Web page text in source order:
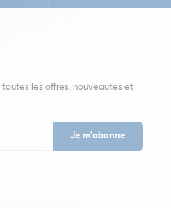
les offres, nouveautés et